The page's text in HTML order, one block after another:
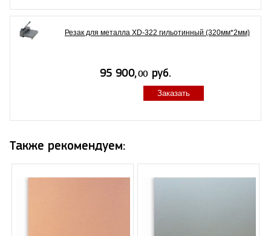
Резак для металла XD-322 гильотинный (320мм*2мм)
Заказать
Также рекомендуем: